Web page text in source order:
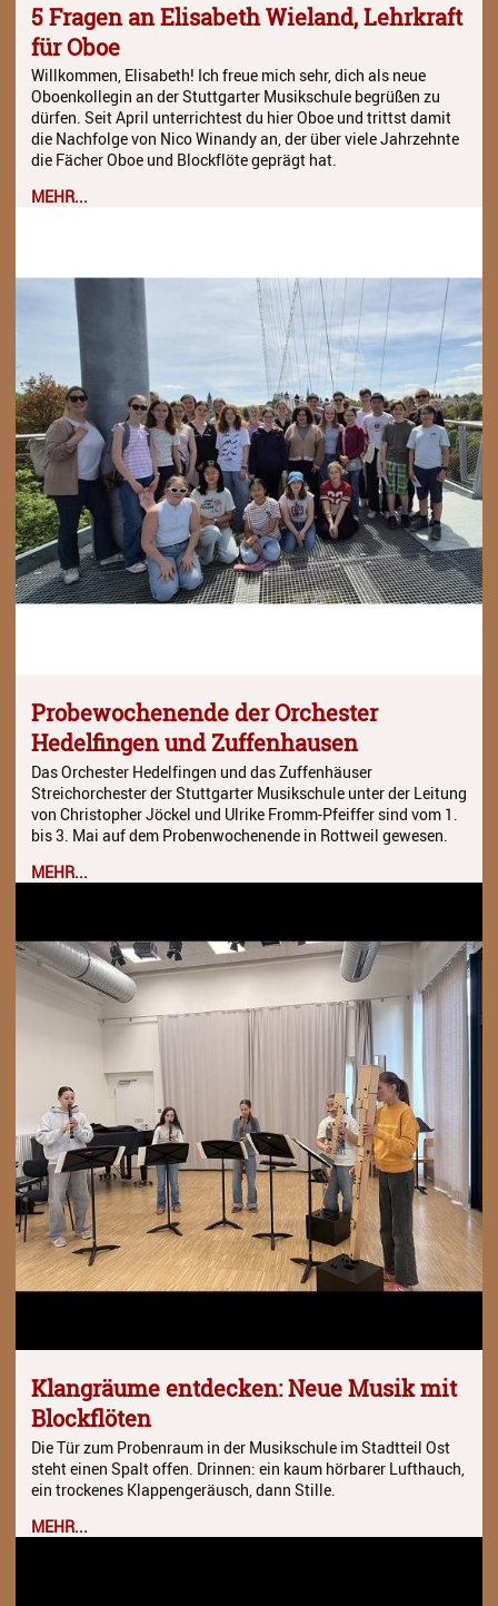
5 Fragen an Elisabeth Wieland, Lehrkraft
für Oboe
Willkommen, Elisabeth! Ich freue mich sehr, dich als neue
Oboenkollegin an der Stuttgarter Musikschule begrüßen zu
dürfen. Seit April unterrichtest du hier Oboe und trittst damit
die Nachfolge von Nico Winandy an, der über viele Jahrzehnte
die Fächer Oboe und Blockflöte geprägt hat.
MEHR...
Probewochenende der Orchester
Hedelfingen und Zuffenhausen
Das Orchester Hedelfingen und das Zuffenhäuser
Streichorchester der Stuttgarter Musikschule unter der Leitung
von Christopher Jöckel und Ulrike Fromm-Pfeiffer sind vom 1.
bis 3. Mai auf dem Probenwochenende in Rottweil gewesen.
MEHR...
Klangräume entdecken: Neue Musik mit
Blockflöten
Die Tür zum Probenraum in der Musikschule im Stadtteil Ost
steht einen Spalt offen. Drinnen: ein kaum hörbarer Lufthauch,
ein trockenes Klappengeräusch, dann Stille.
MEHR...